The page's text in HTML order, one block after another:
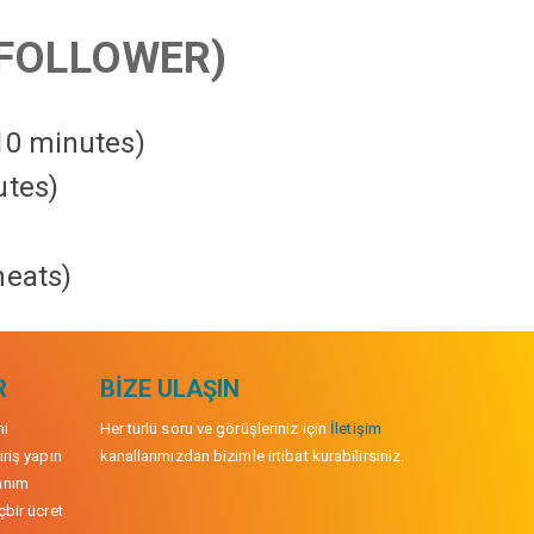
minutes)
)
yapın
ücret
BIZE ULAŞIN
Her türlü soru ve görüşleriniz için İletişim
kanallarımızdan bizimle irtibat kurabilirsiniz.